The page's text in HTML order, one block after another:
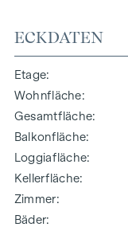
ECKDATEN
Etage
Wohnfläche
Gesamtfläche
Balkonfläche
Loggiafläche
Kellerfläche
Zimmer
Bäder